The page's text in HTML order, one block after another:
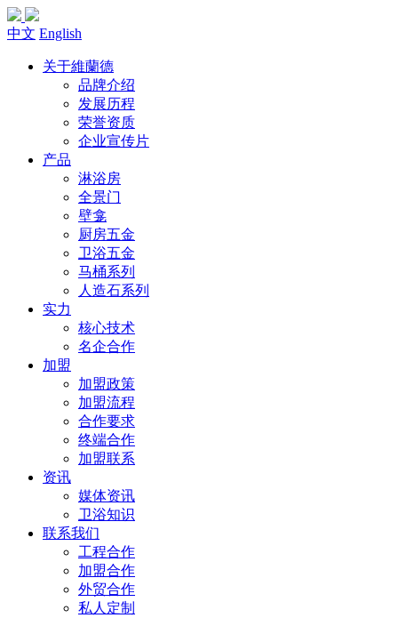
中文 English
关于維蘭德
品牌介绍
发展历程
荣誉资质
企业宣传片
产品
淋浴房
全景门
壁龛
厨房五金
卫浴五金
马桶系列
人造石系列
实力
核心技术
名企合作
加盟
加盟政策
加盟流程
合作要求
终端合作
加盟联系
资讯
媒体资讯
卫浴知识
联系我们
工程合作
加盟合作
外贸合作
私人定制